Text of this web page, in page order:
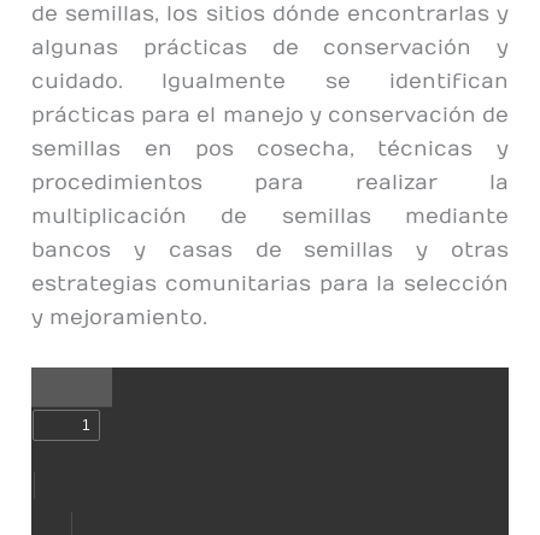
de semillas, los sitios dónde encontrarlas y
algunas prácticas de conservación y
cuidado. Igualmente se identifican
prácticas para el manejo y conservación de
semillas en pos cosecha, técnicas y
procedimientos para realizar la
multiplicación de semillas mediante
bancos y casas de semillas y otras
estrategias comunitarias para la selección
y mejoramiento.